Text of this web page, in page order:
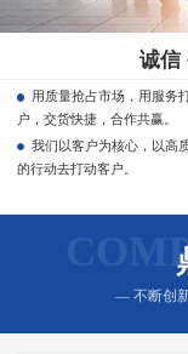
诚信
用质量抢占市场，用服务
户，交货快捷，合作共赢。
我们以客户为核心，以高
的行动去打动客户。
— 不断创